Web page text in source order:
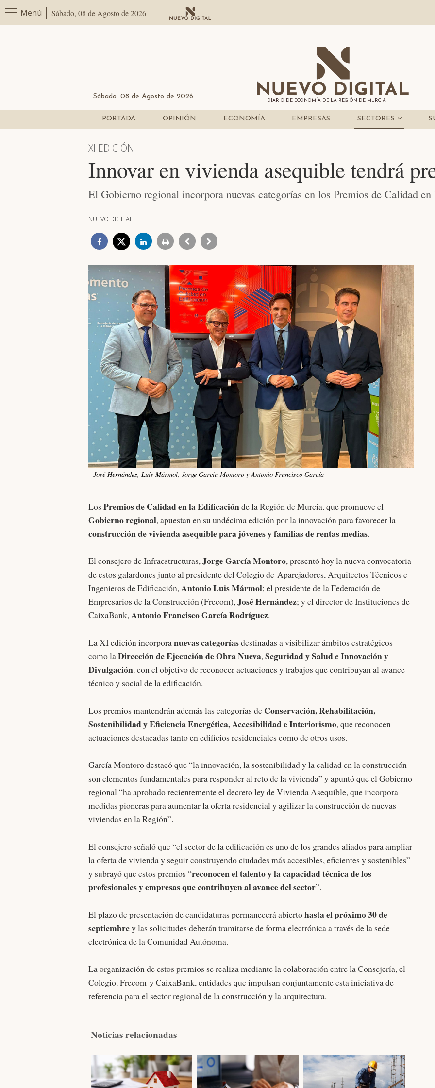
Menú Sábado, 08 de Agosto de 2026
Sábado, 08 de Agosto de 2026
DIARIO DE ECONOMÍA DE LA REGIÓN DE MURCIA
PORTADA OPINIÓN ECONOMÍA EMPRESAS SECTORES
XI EDICIÓN
Innovar en vivienda asequible tendrá
El Gobierno regional incorpora nuevas categorías en los Premios de Calidad
NUEVO DIGITAL
José Hernández, Luis Mármol, Jorge García Montoro y Antonio Francisco García
Los Premios de Calidad en la Edificaciónde la Región de Murcia, que promueve el
Gobierno regional, apuestan en su undécima edición por la innovación para favorecer la
construcción de vivienda asequible para jóvenes y familias de rentas medias.
El consejero de Infraestructuras,Jorge García Montoro, presentó hoy la nueva convocatoria
de estos galardones junto al presidente del Colegio de Aparejadores, Arquitectos Técnicos e
Ingenieros de Edificación,Antonio Luis Mármol; el presidente de la Federación de
Empresarios de la Construcción (Frecom),José Hernández; y el director de Instituciones de
CaixaBank,Antonio Francisco García Rodríguez.
La XI edición incorporanuevas categoríasdestinadas a visibilizar ámbitos estratégicos
como laDirección de Ejecución de Obra Nueva,Seguridad y SaludeInnovación y
Divulgación, con el objetivo de reconocer actuaciones y trabajos que contribuyan al avance
técnico y social de la edificación.
Los premios mantendrán además las categorías de Conservación, Rehabilitación,
Sostenibilidad y Eficiencia Energética, Accesibilidad e Interiorismo, que reconocen
actuaciones destacadas tanto en edificios residenciales como de otros usos.
García Montoro destacó que “la innovación, la sostenibilidad y la calidad en la construcción
son elementos fundamentales para responder al reto de la vivienda” y apuntó que el Gobierno
regional “ha aprobado recientemente el decreto ley de Vivienda Asequible, que incorpora
medidas pioneras para aumentar la oferta residencial y agilizar la construcción de nuevas
viviendas en la Región”.
El consejero señaló que “el sector de la edificación es uno de los grandes aliados para ampliar
la oferta de vivienda y seguir construyendo ciudades más accesibles, eficientes y sostenibles”
y subrayó que estos premios “reconocen el talento y la capacidad técnica de los
profesionales y empresas que contribuyen al avance del sector”.
El plazo de presentación de candidaturas permanecerá abiertohasta el próximo 30 de
septiembrey las solicitudes deberán tramitarse de forma electrónica a través de la sede
electrónica de la Comunidad Autónoma.
La organización de estos premios se realiza mediante la colaboración entre la Consejería, el
Colegio, Frecom y CaixaBank, entidades que impulsan conjuntamente esta iniciativa de
referencia para el sector regional de la construcción y la arquitectura.
Noticias relacionadas